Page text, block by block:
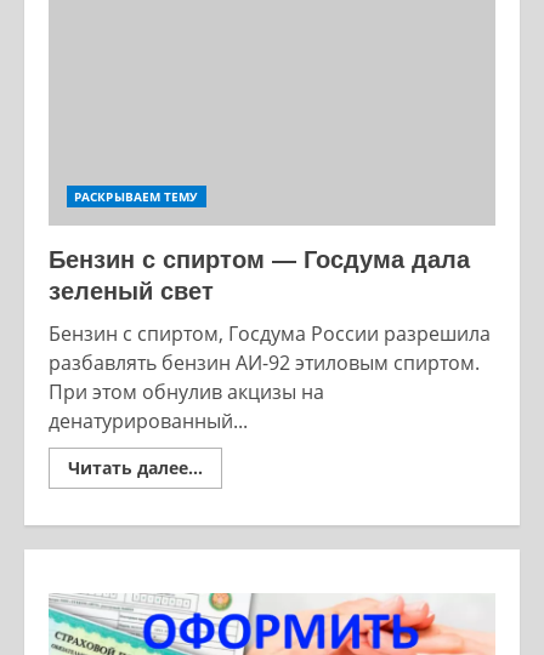
РАСКРЫВАЕМ ТЕМУ
Бензин с спиртом — Госдума дала
зеленый свет
Бензин с спиртом, Госдума России разрешила
разбавлять бензин АИ-92 этиловым спиртом.
При этом обнулив акцизы на
денатурированный...
Читать далее...
more
спиртом
дала
зеленый
свет